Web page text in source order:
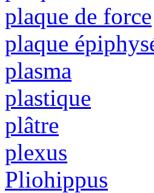
plaque de force
plaque
plasma
plastique
plâtre
plexus
Pliohippus